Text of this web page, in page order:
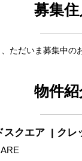
募集
ただいま募集中の
物件
スクエア | クレ